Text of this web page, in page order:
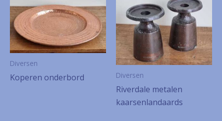
Diversen
Koperen onderbord Diversen
Riverdale metalen
kaarsenlandaards